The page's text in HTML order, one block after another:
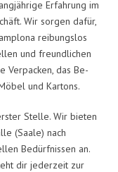
Erfahrung im
Wir sorgen dafür,
reibungslos
und freundlichen
Verpacken, das Be-
und Kartons.
Stelle. Wir bieten
(Saale) nach
Bedürfnissen an.
dir jederzeit zur